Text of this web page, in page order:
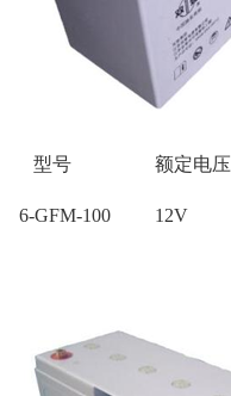
型号 额定电压
6-GFM-100 12V